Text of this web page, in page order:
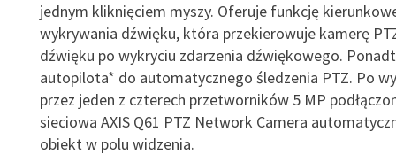
jednym kliknięciem myszy. Oferuje funkcję
wykrywania dźwięku, która przekierowuje kamerę
dźwięku po wykryciu zdarzenia dźwiękowego.
autopilota* do automatycznego śledzenia PTZ. Po
przez jeden z czterech przetworników 5 MP
sieciowa AXIS Q61 PTZ Network Camera
obiekt w polu widzenia.